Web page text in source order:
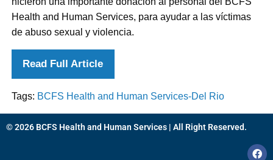
Health and Human Services, para ayudar a las víctimas
de abuso sexual y violencia.
Read Full Article
Tags: BCFS Health and Human Services-Del Rio
© 2026 BCFS Health and Human Services | All Right Reserved.